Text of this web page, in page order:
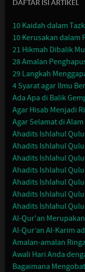
DAFTAR ISI ARTIKEL
10 Kaidah dalam
10 Kerusakan dalam
21 Hikmah Dibalik
28 Amalan
29 Langkah
4 Syarat agar Ilmu
Ada Apa di Balik
Agar Hisab Menjadi
Agar Selamat di
Ahadits Ishlahul
Ahadits Ishlahul
Ahadits Ishlahul
Ahadits Ishlahul
Ahadits Ishlahul
Ahadits Ishlahul
Ahadits Ishlahul
Al-Qur'an
Al-Qur’an Al-Karim
Amalan-amalan
Awali Hari Anda
Bagaimana